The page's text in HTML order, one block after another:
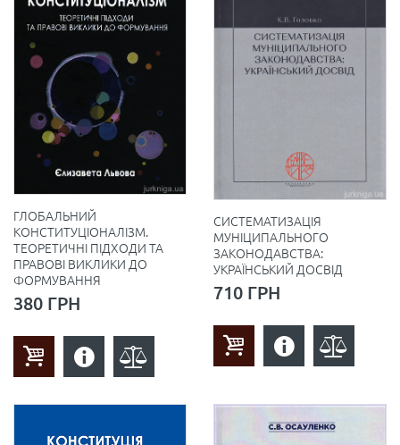
ГЛОБАЛЬНИЙ
КОНСТИТУЦІОНАЛІЗМ.
ТЕОРЕТИЧНІ ПІДХОДИ ТА
ПРАВОВІ ВИКЛИКИ ДО
ФОРМУВАННЯ
380 ГРН
СИСТЕМАТИЗАЦІЯ
МУНІЦИПАЛЬНОГО
ЗАКОНОДАВСТВА:
УКРАЇНСЬКИЙ ДОСВІД
710 ГРН